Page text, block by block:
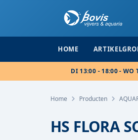
HOME
DI 13:00 - 18:00 - WO
Home Producten
HS FLORA